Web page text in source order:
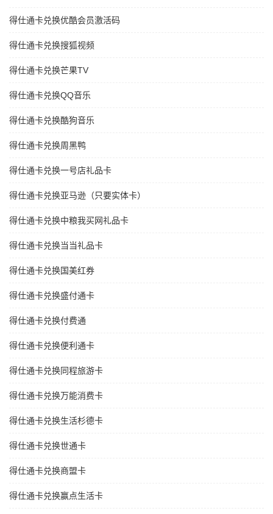
得仕通卡兑换优酷会员激活码
得仕通卡兑换搜狐视频
得仕通卡兑换芒果TV
得仕通卡兑换QQ音乐
得仕通卡兑换酷狗音乐
得仕通卡兑换周黑鸭
得仕通卡兑换一号店礼品卡
得仕通卡兑换亚马逊（只要实体卡）
得仕通卡兑换中粮我买网礼品卡
得仕通卡兑换当当礼品卡
得仕通卡兑换国美红券
得仕通卡兑换盛付通卡
得仕通卡兑换付费通
得仕通卡兑换便利通卡
得仕通卡兑换同程旅游卡
得仕通卡兑换万能消费卡
得仕通卡兑换生活杉德卡
得仕通卡兑换世通卡
得仕通卡兑换商盟卡
得仕通卡兑换赢点生活卡